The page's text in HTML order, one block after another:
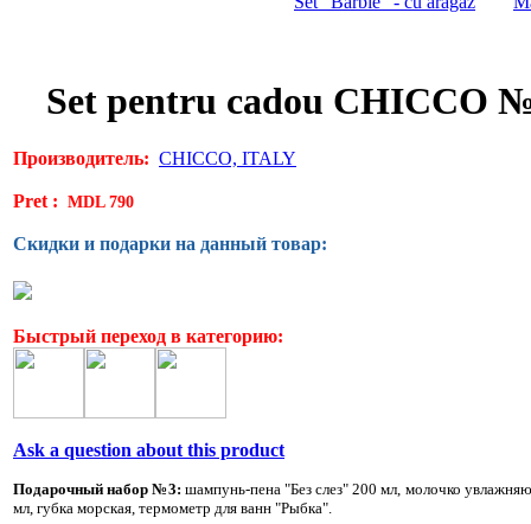
Set pentru cadou CHICCO
Производитель: CHICCO, ITALY
Pret : MDL 790
Скидки и подарки на данный товар:
Быстрый переход в категорию:
Ask a question about this product
Подарочный набор №3: шампунь-пена "Без слез" 200 мл, молочко
мл, губка морская, термометр для ванн "Рыбка".